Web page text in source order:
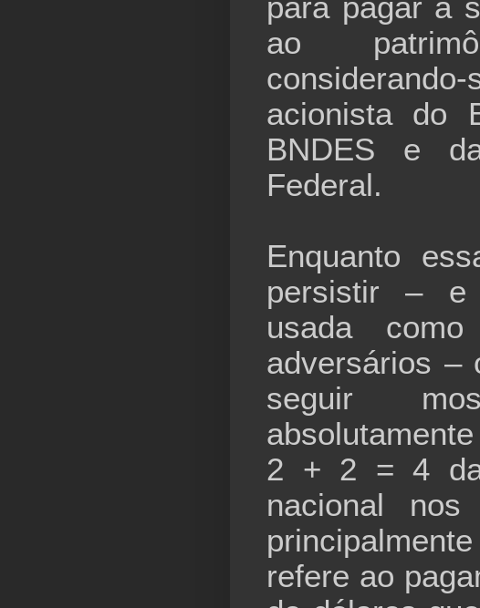
para pagar a
ao
acionista do
BNDES e
Federal.
Enquanto
persistir – e
usada
adversários –
seguir
2 + 2 = 4 da
nacional
refere ao